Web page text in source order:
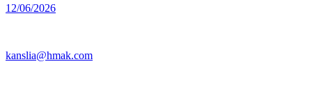
12/06/2026
kanslia@hmak.com